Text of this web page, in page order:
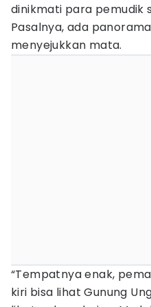
dinikmati para pemudik
Pasalnya, ada
menyejukkan mata.
“Tempatnya enak,
kiri bisa lihat Gunung